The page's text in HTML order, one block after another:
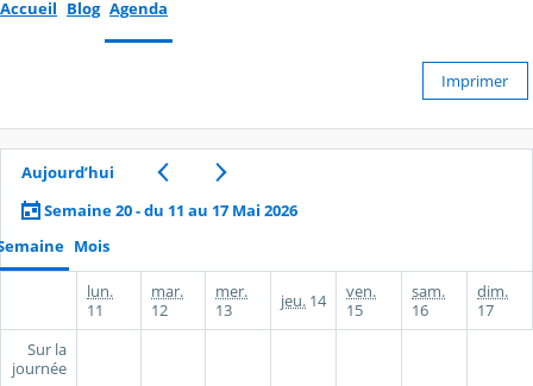
Accueil Blog Agenda
Imprimer
Aujourd’hui
Semaine 20 - du 11 au 17 Mai 2026
Mois
lun.
11
mar.
12
mer.
13
jeu. 14
ven.
15
sam.
16
dim.
17
Sur la
journée